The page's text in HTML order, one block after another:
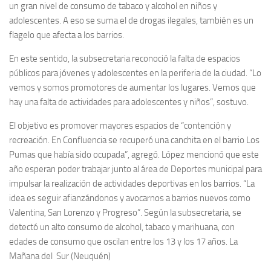
un gran nivel de consumo de tabaco y alcohol en niños y
adolescentes. A eso se suma el de drogas ilegales, también es un
flagelo que afecta a los barrios.
En este sentido, la subsecretaria reconoció la falta de espacios
públicos para jóvenes y adolescentes en la periferia de la ciudad. “Lo
vemos y somos promotores de aumentar los lugares. Vemos que
hay una falta de actividades para adolescentes y niños”, sostuvo.
El objetivo es promover mayores espacios de “contención y
recreación. En Confluencia se recuperó una canchita en el barrio Los
Pumas que había sido ocupada”, agregó. López mencionó que este
año esperan poder trabajar junto al área de Deportes municipal para
impulsar la realización de actividades deportivas en los barrios. “La
idea es seguir afianzándonos y avocarnos a barrios nuevos como
Valentina, San Lorenzo y Progreso”. Según la subsecretaria, se
detectó un alto consumo de alcohol, tabaco y marihuana, con
edades de consumo que oscilan entre los 13 y los 17 años. La
Mañana del Sur (Neuquén)